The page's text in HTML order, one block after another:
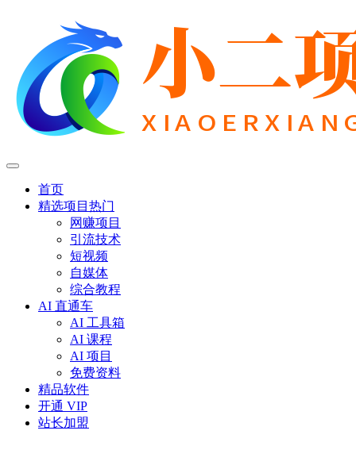
首页
精选项目 热门
网赚项目
引流技术
短视频
自媒体
综合教程
AI 直通车
AI 工具箱
AI 课程
AI 项目
免费资料
精品软件
开通 VIP
站长加盟